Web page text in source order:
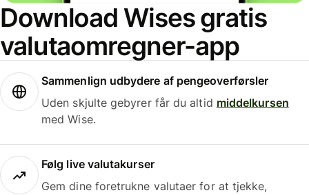
Download Wises gratis
valutaomregner-app
Sammenlign udbydere af pengeoverførsler
Uden skjulte gebyrer får du altid middelkursen
med Wise.
Følg live valutakurser
Gem dine foretrukne valutaer for at tjekke,